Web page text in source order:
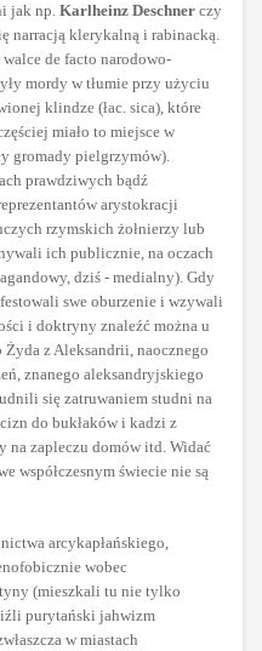
jak np. Karlheinz Deschner czy
narracją klerykalną i rabinacką.
de facto narodowo-
mordy w tłumie przy użyciu
klindze (łac. sica), które
miało to miejsce w
gromady pielgrzymów).
prawdziwych bądź
arystokracji
rzymskich żołnierzy lub
ich publicznie, na oczach
dziś - medialny). Gdy
swe oburzenie i wzywali
i doktryny znaleźć można u
Żyda z Aleksandrii, naocznego
znanego aleksandryjskiego
się zatruwaniem studni na
do bukłaków i kadzi z
na zapleczu domów itd. Widać
współczesnym świecie nie są
arcykapłańskiego,
wobec
(mieszkali tu nie tylko
purytański jahwizm
w miastach